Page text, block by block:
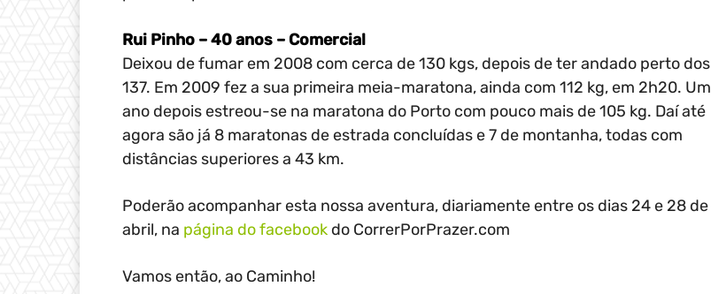
Rui Pinho – 40 anos – Comercial
Deixou de fumar em 2008 com cerca de 130 kgs, depois de ter andado perto dos
137. Em 2009 fez a sua primeira meia-maratona, ainda com 112 kg, em 2h20. Um
ano depois estreou-se na maratona do Porto com pouco mais de 105 kg. Daí até
agora são já 8 maratonas de estrada concluídas e 7 de montanha, todas com
distâncias superiores a 43 km.
Poderão acompanhar esta nossa aventura, diariamente entre os dias 24 e 28 de
abril, na página do facebook do CorrerPorPrazer.com
Vamos então, ao Caminho!